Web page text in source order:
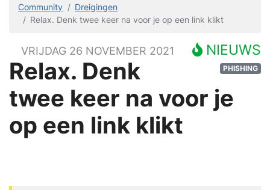
Community
Dreigingen
Relax. Denk twee keer na voor je op een link klikt
NIEUWS
PHISHING
VRIJDAG 26 NOVEMBER 2021
Relax. Denk
twee keer na voor je
op een link klikt